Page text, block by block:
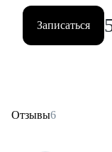
Записаться
Отзывы6